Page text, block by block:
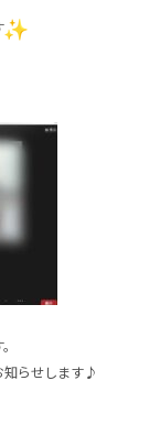
知らせします♪